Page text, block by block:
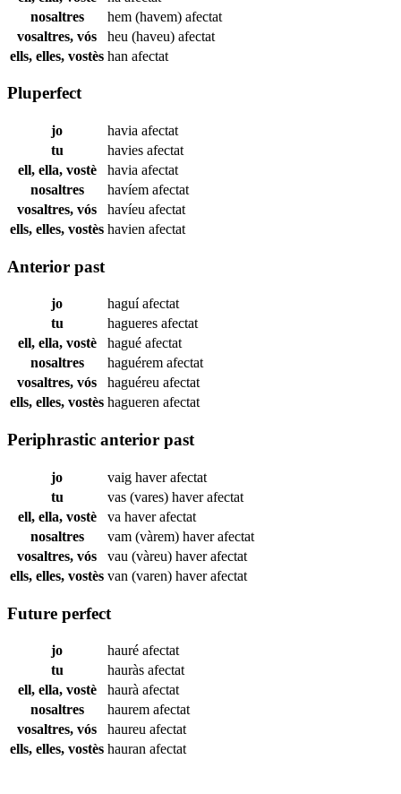
nosaltres
hem (havem) afectat
vosaltres, vós
heu (haveu) afectat
ells, elles, vostès han afectat
Pluperfect
jo havia afectat
tu
havies afectat
ell, ella, vostè
havia afectat
nosaltres
havíem afectat
vosaltres, vós
havíeu afectat
ells, elles, vostès havien afectat
Anterior past
jo haguíafectat
tu
hagueres afectat
ell, ella, vostè
hagué afectat
nosaltres
haguérem afectat
vosaltres, vós
haguéreu afectat
ells, elles, vostès hagueren afectat
Periphrastic anterior past
jo vaig haverafectat
tu
vas (vares) haverafectat
ell, ella, vostè
va haverafectat
nosaltres
vam (vàrem) haverafectat
vosaltres, vós
vau (vàreu) haverafectat
ells, elles, vostès van (varen) haverafectat
Future perfect
jo hauré afectat
tu
hauràs afectat
ell, ella, vostè
haurà afectat
nosaltres
haurem afectat
vosaltres, vós
haureu afectat
ells, elles, vostès hauran afectat